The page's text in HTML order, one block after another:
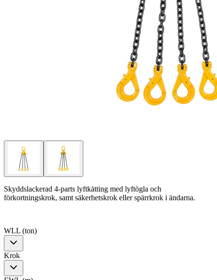
Skyddslackerad 4-parts lyftkätting med lyftögla och
förkortningskrok, samt säkerhetskrok eller spärrkrok i ändarna.
WLL (ton)
Krok